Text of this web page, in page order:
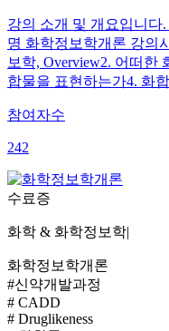
강의 소개 및 개요입니
명 화학정보학개론 강의
보학, Overview2. 어떠한
합물을 표현하는가4. 화
참여자수
242
수료증
화학 & 화학정보학|
화학정보학개론
#신약개발과정
# CADD
# Druglikeness